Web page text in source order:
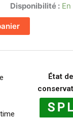
Disponibilité :
État de